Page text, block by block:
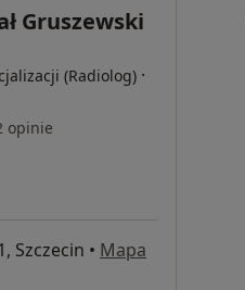
Gruszewski
(Radiolog) ·
opinie
Szczecin • Mapa